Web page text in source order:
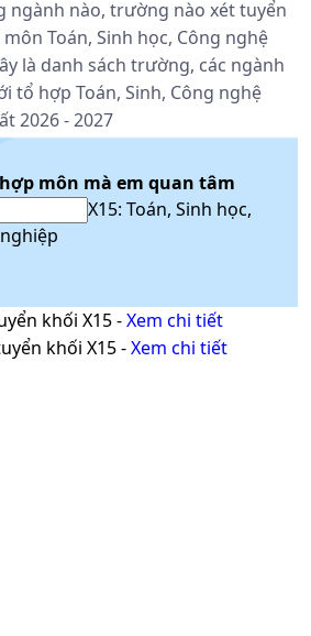
ngành nào, trường nào xét tuyển
Toán, Sinh học, Công nghệ
là danh sách trường, các ngành
tổ hợp Toán, Sinh, Công nghệ
2026 - 2027
môn mà em quan tâm
X15: Toán, Sinh học,
khối X15-Xem chi tiết
khối X15-Xem chi tiết